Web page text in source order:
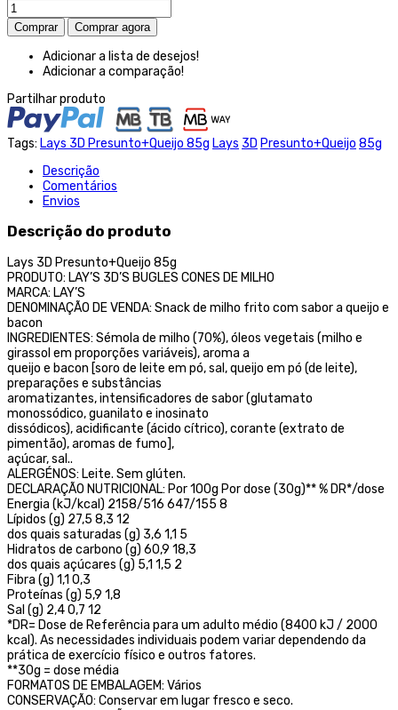
Adicionar a lista de desejos!
Adicionar a comparação!
Partilhar produto
Tags: Lays 3D Presunto+Queijo 85g Lays 3D Presunto+Queijo 85g
Descrição
Comentários
Envios
Descrição do produto
Lays 3D Presunto+Queijo 85g
PRODUTO: LAY’S 3D’S BUGLES CONES DE MILHO
MARCA: LAY’S
DENOMINAÇÃO DE VENDA: Snack de milho frito com sabor a queijo e
bacon
INGREDIENTES: Sémola de milho (70%), óleos vegetais (milho e
girassol em proporções variáveis), aroma a
queijo e bacon [soro de leite em pó, sal, queijo em pó (de leite),
preparações e substâncias
aromatizantes, intensificadores de sabor (glutamato
monossódico, guanilato e inosinato
dissódicos), acidificante (ácido cítrico), corante (extrato de
pimentão), aromas de fumo],
açúcar, sal..
ALERGÉNOS: Leite. Sem glúten.
DECLARAÇÃO NUTRICIONAL: Por 100g Por dose (30g)** % DR*/dose
Energia (kJ/kcal) 2158/516 647/155 8
Lípidos (g) 27,5 8,3 12
dos quais saturadas (g) 3,6 1,1 5
Hidratos de carbono (g) 60,9 18,3
dos quais açúcares (g) 5,1 1,5 2
Fibra (g) 1,1 0,3
Proteínas (g) 5,9 1,8
Sal (g) 2,4 0,7 12
*DR= Dose de Referência para um adulto médio (8400 kJ / 2000
kcal). As necessidades individuais podem variar dependendo da
prática de exercício físico e outros fatores.
**30g = dose média
FORMATOS DE EMBALAGEM: Vários
CONSERVAÇÃO: Conservar em lugar fresco e seco.